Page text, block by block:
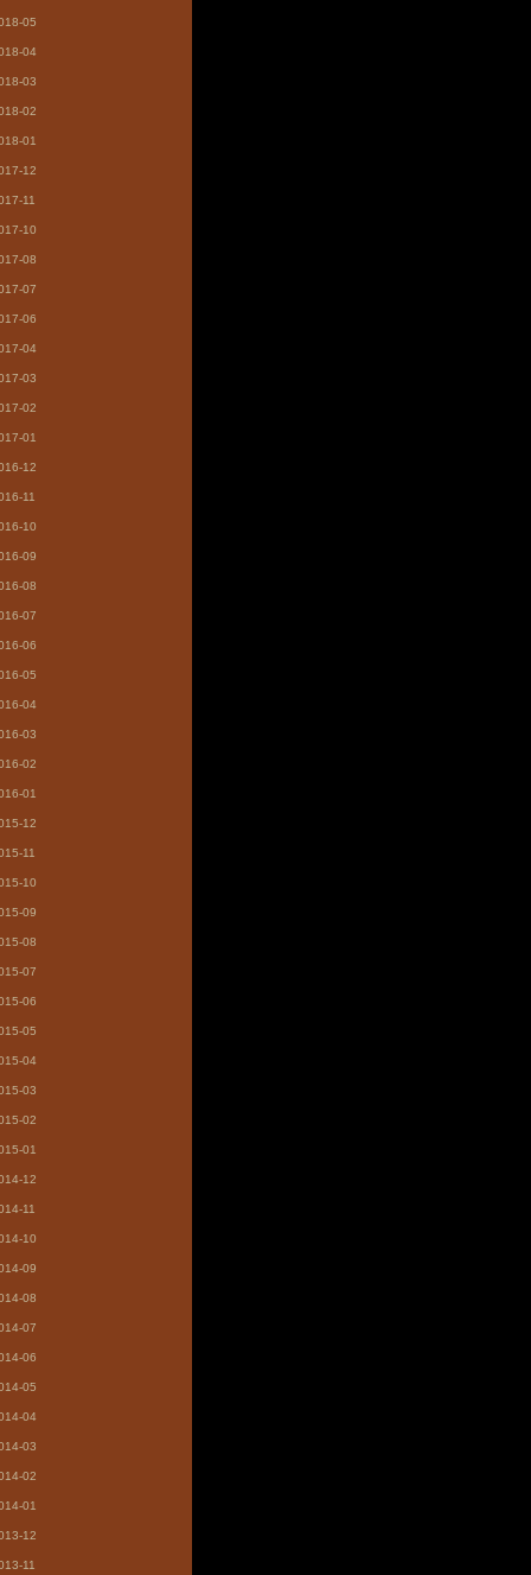
05
04
03
02
01
12
11
10
08
07
06
04
03
02
01
12
11
10
09
08
07
06
05
04
03
02
01
12
11
10
09
08
07
06
05
04
03
02
01
12
11
10
09
08
07
06
05
04
03
02
01
12
11